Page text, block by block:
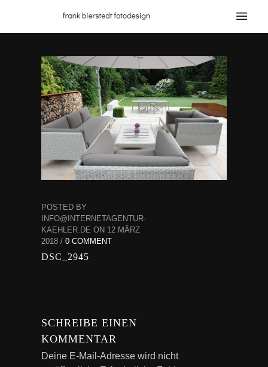
POSTED BY
INFO@INTERNETAGENTUR-
KAEHLER.DE ON 12 MÄRZ
2018 / 0 COMMENT
DSC_2945
SCHREIBE EINEN
KOMMENTAR
Deine E-Mail-Adresse wird nicht